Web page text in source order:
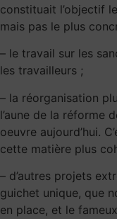
constituait l’objectif
mais pas le plus
– le travail sur les
les travailleurs ;
– la réorganisation
l’aune de la réforme
oeuvre aujourd’hui.
cette matière plus
– d’autres projets
guichet unique, que
en place, et le